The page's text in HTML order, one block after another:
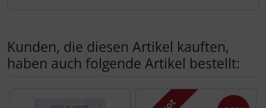
Kunden, die diesen Artikel kauften,
haben auch folgende Artikel bestellt:
Es folgt ein Produktslider - navigieren Sie mit der Tab-